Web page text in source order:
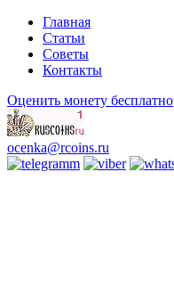
Главная
Статьи
Советы
Контакты
Оценить монету бесплатно
ocenka@rcoins.ru